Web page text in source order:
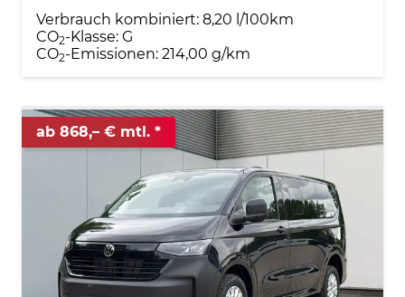
Verbrauch kombiniert: 8,20 l/100km
CO2-Klasse: G
CO2-Emissionen: 214,00 g/km
ab 868,– € mtl.